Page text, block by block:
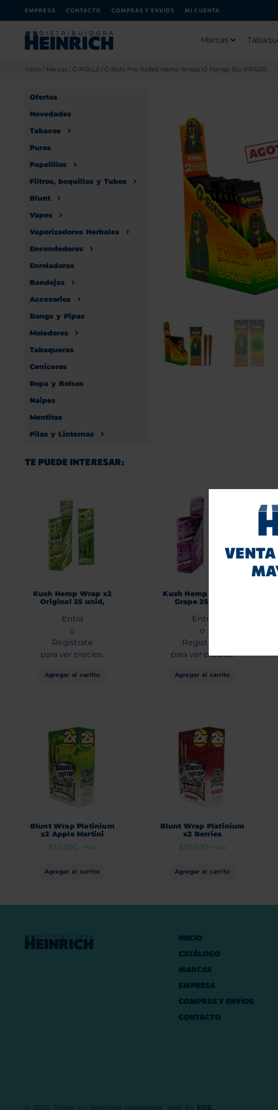
EMPRESA CONTACTO COMPRAS Y ENVÍOS MI CUENTA
Marcas
Inicio / Marcas / G-ROLLZ / G-Rollz Pre-Rolled Hemp Wraps x2 Mango 12u. PR1521C
Ofertas
Novedades
Tabacos
Puros
Papelillos
Filtros, boquillas y Tubos
Blunt
Vapes
Vaporizadores Herbales
Encendedores
Enroladoras
Bandejas
Accesorios
Bongs y Pipas
Moledores
Tabaqueras
Ceniceros
Ropa y Bolsos
Naipes
Mentitas
Pilas y Linternas
TE PUEDE INTERESAR:
Kush Hemp Wrap x2
Original 25 unid,
Entra
o
Regístrate
para ver precios.
Agregar al carrito
Kush Hemp Wrap x2
Grape 25 unid.
Entra
o
Regístrate
para ver precios.
Agregar al carrito
Blunt Wrap Platinium
x2 Apple Martini
$10.500 +IVA
Agregar al carrito
Blunt Wrap Platinium
x2 Berries
$10.500 +IVA
Agregar al carrito
INICIO
CATÁLOGO
MARCAS
EMPRESA
COMPRAS Y ENVÍOS
CONTACTO
© 2025. Todos los derechos reservados. Web by EQE.